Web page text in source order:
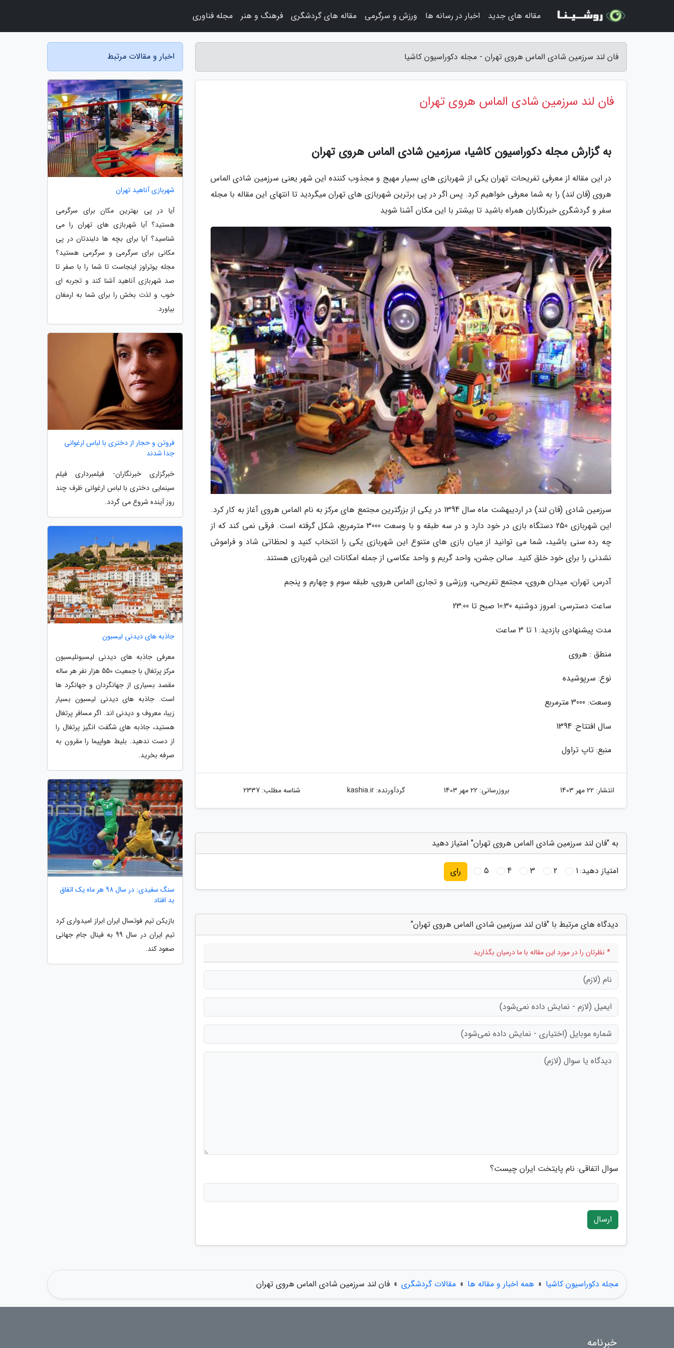
فان لند سرزمین شادی الماس هروی تهران - مجله دکوراسیون کاشیا
فان لند سرزمین شادی الماس هروی تهران
به گزارش مجله دکوراسیون کاشیا، سرزمین شادی الماس هروی تهران
در این مقاله از معرفی تفریحات تهران یکی از شهربازی های بسیار مهیج و مجذوب کننده این شهر یعنی سرزمین شادی الماس
هروی (فان لند) را به شما معرفی خواهیم کرد. پس اگر در پی برترین شهربازی های تهران میگردید تا انتهای این مقاله با مجله
سفر و گردشگری خبرنگاران همراه باشید تا بیشتر با این مکان آشنا شوید
سرزمین شادی (فان لند) در اردیبهشت ماه سال 1394 در یکی از بزرگترین مجتمع های مرکز به نام الماس هروی آغاز به کار کرد.
این شهربازی 250 دستگاه بازی در خود دارد و در سه طبقه و با وسعت 3000 مترمربع، شکل گرفته است. فرقی نمی کند که از
چه رده سنی باشید، شما می توانید از میان بازی های متنوع این شهربازی یکی را انتخاب کنید و لحظاتی شاد و فراموش
نشدنی را برای خود خلق کنید. سالن جشن، واحد گریم و واحد عکاسی از جمله امکانات این شهربازی هستند.
آدرس: تهران، میدان هروی، مجتمع تفریحی، ورزشی و تجاری الماس هروی، طبقه سوم و چهارم و پنجم
ساعت دسترسی: امروز دوشنبه 10:30 صبح تا 23:00
مدت پیشنهادی بازدید: 1 تا 3 ساعت
منطق : هروی
نوع: سرپوشیده
وسعت: 3000 مترمربع
سال افتتاح: 1394
منبع: تاپ تراول
انتشار: 22 مهر 1403 بروزرسانی: 22 مهر 1403 گردآورنده:kashia.ir شناسه مطلب: 2337
به "فان لند سرزمین شادی الماس هروی تهران" امتیاز دهید
امتیاز دهید:1
2
3
4
5 رای
دیدگاه های مرتبط با "فان لند سرزمین شادی الماس هروی تهران"
* نظرتان را در مورد این مقاله با ما درمیان بگذارید
سوال اتفاقی: نام پایتخت ایران چیست؟
ارسال
اخبار و مقالات مرتبط
شهربازی آناهید تهران
آیا در پی بهترین مکان برای سرگرمی
هستید؟ آیا شهربازی های تهران را می
شناسید؟ آیا برای بچه ها دلبندتان در پی
مکانی برای سرگرمی و سرگرمی هستید؟
مجله یوتراوز اینجاست تا شما را با صفر تا
صد شهربازی آناهید آشنا کند و تجربه ای
خوب و لذت بخش را برای شما به ارمغان
بیاورد.
فروتن و حجار از دختری با لباس ارغوانی
جدا شدند
خبرگزاری خبرنگاران- فیلمبرداری فیلم
سینمایی دختری با لباس ارغوانی ظرف چند
روز آینده شروع می گردد.
جاذبه های دیدنی لیسبون
معرفی جاذبه های دیدنی لیسبونلیسبون
مرکز پرتغال با جمعیت 550 هزار نفر هر ساله
مقصد بسیاری از جهانگردان و جهانگرد ها
است. جاذبه های دیدنی لیسبون بسیار
زیبا، معروف و دیدنی اند. اگر مسافر پرتغال
هستید، جاذبه های شگفت انگیز پرتغال را
از دست ندهید. بلیط هواپیما را مقرون به
صرفه بخرید.
سنگ سفیدی: در سال 98 هر ماه یک اتفاق
بد افتاد
بازیکن تیم فوتسال ایران ابراز امیدواری کرد
تیم ایران در سال 99 به فینال جام جهانی
صعود کند.
مجله دکوراسیون کاشیا » همه اخبار و مقاله ها » مقالات گردشگری » فان لند سرزمین شادی الماس هروی تهران
مقاله های جدید اخبار در رسانه ها ورزش و سرگرمی مقاله های گردشگری فرهنگ و هنر مجله فناوری
خبرنامه